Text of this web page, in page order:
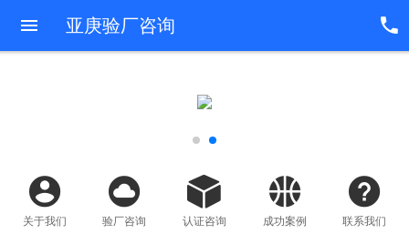
亚庚验厂咨询
关于我们 验厂咨询 认证咨询 成功案例 联系我们